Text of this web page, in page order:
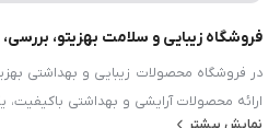
فروشگاه زیبایی و سلامت بهزیتو، بررسی،
در فروشگاه محصولات زیبایی و بهداشتی
ارائه محصولات آرایشی و بهداشتی